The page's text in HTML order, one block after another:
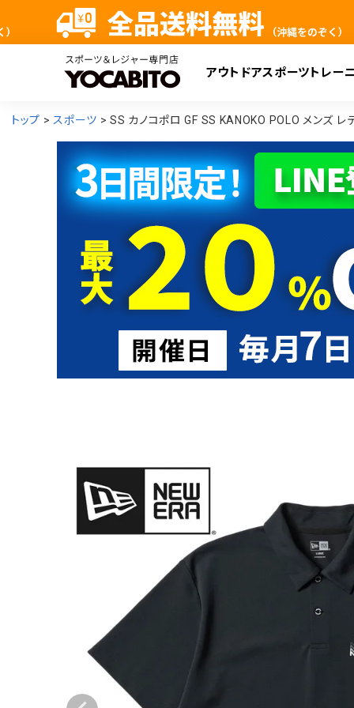
アウトドアスポーツ トレー
検
トップ スポーツ SS カノコポロ GF SS KANOKO POLO メンズ レ